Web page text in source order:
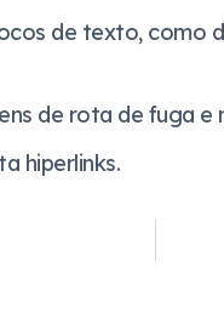
de texto, como
de rota de fuga e
hiperlinks.